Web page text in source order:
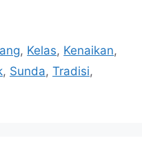
, Kelas, Kenaikan,
, Sunda, Tradisi,